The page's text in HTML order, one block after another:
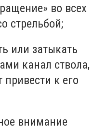
во всех
стрельбой;
или затыкать
канал ствола,
к его
внимание